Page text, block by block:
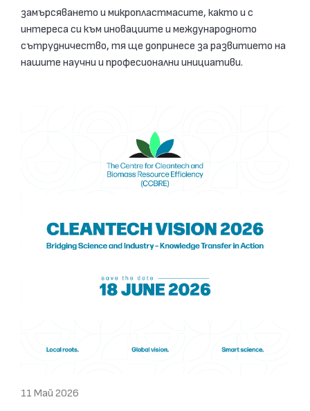
замърсяването и микропластмасите, както и с
интереса си към иновациите и международното
сътрудничество, тя ще допринесе за развитието на
нашите научни и професионални инициативи.
11 Май 2026